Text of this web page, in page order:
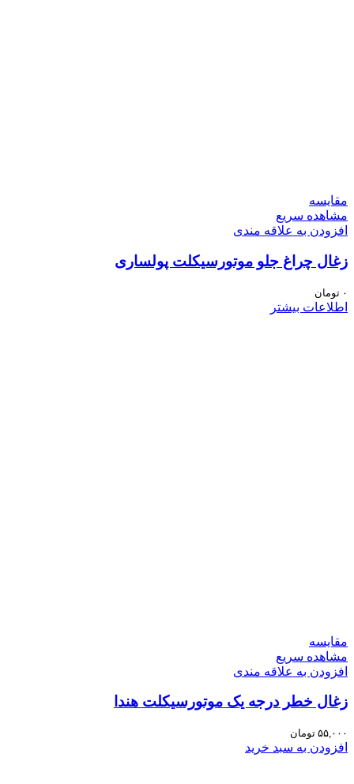
مقایسه
مشاهده سریع
افزودن به علاقه مندی
زغال چراغ جلو موتورسیکلت پولساری
۰ تومان
اطلاعات بیشتر
مقایسه
مشاهده سریع
افزودن به علاقه مندی
زغال خطر درجه یک موتورسیکلت هندا
۵۵,۰۰۰ تومان
افزودن به سبد خرید